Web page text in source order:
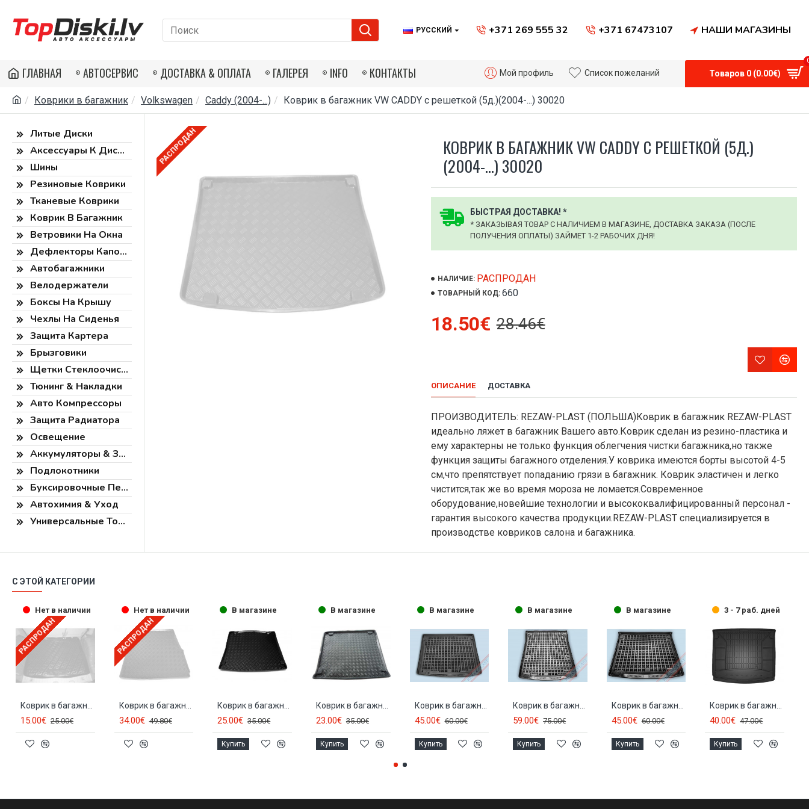
РУССКИЙ +371 269 555 32 +371 67473107 НАШИ МАГАЗИНЫ
ГЛАВНАЯ АВТОСЕРВИС ДОСТАВКА & ОПЛАТА ГАЛЕРЕЯ INFO КОНТАКТЫ Мой профиль Список пожеланий Товаров 0 (0.00€)
Коврики в багажник Volkswagen Caddy (2004-...) Коврик в багажник VW CADDY с решеткой (5д.)(2004-...) 30020
Литые Диски
Аксессуары К Дискам
Шины
Резиновые Коврики
Тканевые Коврики
Коврик В Багажник
Ветровики На Окна
Дефлекторы Капота
Автобагажники
Велодержатели
Боксы На Крышу
Чехлы На Сиденья
Защита Картера
Брызговики
Щетки Стеклоочистителя
Тюнинг & Накладки
Авто Компрессоры
Защита Радиатора
Освещение
Аккумуляторы & Зарядки
Подлокотники
Буксировочные Петли
Автохимия & Уход
Универсальные Товары
РАСПРОДАН КОВРИК В БАГАЖНИК VW CADDY С РЕШЕТКОЙ (5Д.)
(2004-...) 30020
БЫСТРАЯ ДОСТАВКА! *
* ЗАКАЗЫВАЯ ТОВАР С НАЛИЧИЕМ В МАГАЗИНЕ, ДОСТАВКА ЗАКАЗА (ПОСЛЕ
ПОЛУЧЕНИЯ ОПЛАТЫ) ЗАЙМЕТ 1-2 РАБОЧИХ ДНЯ!
НАЛИЧИЕ: РАСПРОДАН
ТОВАРНЫЙ КОД: 660
18.50€ 28.46€
ОПИСАНИЕ ДОСТАВКА
ПРОИЗВОДИТЕЛЬ: REZAW-PLAST (ПОЛЬША)Коврик в багажник REZAW-PLAST
идеально ляжет в багажник Вашего авто.Коврик сделан из резино-пластика и
ему характерны не только функция облегчения чистки багажника,но также
функция защиты багажного отделения.У коврика имеются борты высотой 4-5
см,что препятствует попаданию грязи в багажник. Коврик эластичен и легко
чистится,так же во время мороза не ломается.Современное
оборудование,новейшие технологии и высококвалифицированный персонал -
гарантия высокого качества продукции.REZAW-PLAST специализируется в
производстве ковриков салона и багажника.
С ЭТОЙ КАТЕГОРИИ
Нет в наличии
РАСПРОДАН
15.00€ 25.00€
Нет в наличии
РАСПРОДАН
34.00€ 49.80€
В магазине
25.00€ 35.00€
Купить
В магазине
23.00€ 35.00€
Купить
В магазине
45.00€ 60.00€
Купить
В магазине
59.00€ 75.00€
Купить
В магазине
45.00€ 60.00€
Купить
3 - 7 раб. дней
40.00€ 47.00€
Купить